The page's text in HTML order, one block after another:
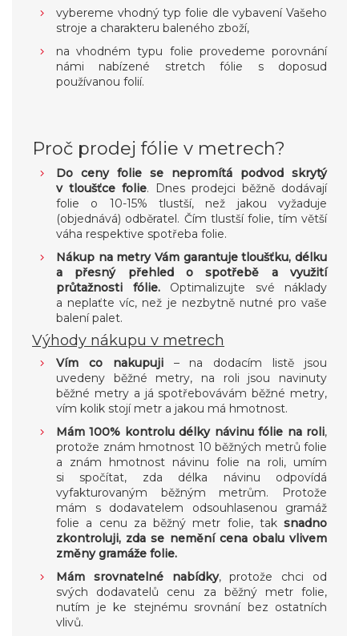
vybereme vhodný typ folie dle vybavení Vašeho
stroje a charakteru baleného zboží,
na vhodném typu folie provedeme porovnání
námi nabízené stretch fólie s doposud
používanou folií.
Proč prodej fólie v metrech?
Do ceny folie se nepromítá podvod skrytý
v tloušťce folie. Dnes prodejci běžně dodávají
folie o 10-15% tlustší, než jakou vyžaduje
(objednává) odběratel. Čím tlustší folie, tím větší
váha respektive spotřeba folie.
Nákup na metry Vám garantuje tloušťku, délku
a přesný přehled o spotřebě a využití
průtažnosti fólie. Optimalizujte své náklady
a neplaťte víc, než je nezbytně nutné pro vaše
balení palet.
Výhody nákupu v metrech
Vím co nakupuji– na dodacím listě jsou
uvedeny běžné metry, na roli jsou navinuty
běžné metry a já spotřebovávám běžné metry,
vím kolik stojí metr a jakou má hmotnost.
Mám 100% kontrolu délky návinu fólie na roli,
protože znám hmotnost 10 běžných metrů folie
a znám hmotnost návinu folie na roli, umím
si spočítat, zda délka návinu odpovídá
vyfakturovaným běžným metrům. Protože
mám s dodavatelem odsouhlasenou gramáž
folie a cenu za běžný metr folie, tak snadno
zkontroluji, zda se nemění cena obalu vlivem
změny gramáže folie.
Mám srovnatelné nabídky, protože chci od
svých dodavatelů cenu za běžný metr folie,
nutím je ke stejnému srovnání bez ostatních
vlivů.